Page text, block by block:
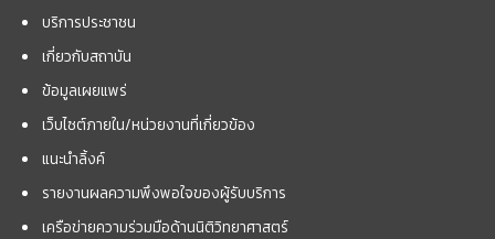
บริการประชาชน
เกี่ยวกับสถาบัน
ข้อมูลเผยแพร่
เว็บไซต์ภายใน/หน่วยงานที่เกี่ยวข้อง
แนะนำลิ้งค์
รายงานผลความพึงพอใจของผู้รับบริการ
เครือข่ายความร่วมมือด้านนิติวิทยาศาสตร์